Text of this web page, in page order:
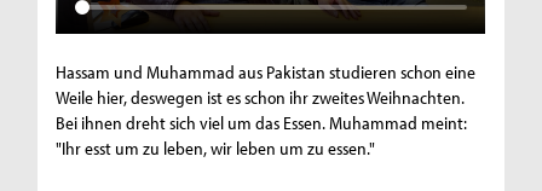
Hassam und Muhammad aus Pakistan studieren schon eine
Weile hier, deswegen ist es schon ihr zweites Weihnachten.
Bei ihnen dreht sich viel um das Essen. Muhammad meint:
"Ihr esst um zu leben, wir leben um zu essen."